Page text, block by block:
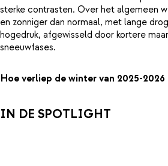
sterke contrasten. Over het algemeen
en zonniger dan normaal, met lange
hogedruk, afgewisseld door kortere
sneeuwfases.
Hoe verliep de winter van 2025-2026
IN DE SPOTLIGHT